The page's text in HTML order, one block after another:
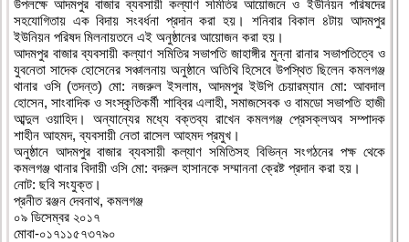
উপলক্ষে আদমপুর বাজার ব্যবসায়ী কল্যাণ সমিতির আয়োজনে ও ইউনিয়ন পরিষদের
সহযোগিতায় এক বিদায় সংবর্ধনা প্রদান করা হয়। শনিবার বিকাল ৪টায় আদমপুর
ইউনিয়ন পরিষদ মিলনায়তনে এই অনুষ্ঠানের আয়োজন করা হয়।
আদমপুর বাজার ব্যবসায়ী কল্যাণ সমিতির সভাপতি জাহাঙ্গীর মুন্না রানার সভাপতিত্বে ও
যুবনেতা সাদেক হোসেনের সঞ্চালনায় অনুষ্ঠানে অতিথি হিসেবে উপস্থিত ছিলেন কমলগঞ্জ
থানার ওসি (তদন্ত) মো: নজরুল ইসলাম, আদমপুর ইউপি চেয়ারম্যান মো: আবদাল
হোসেন, সাংবাদিক ও সংস্কৃতিকর্মী শাব্বির এলাহী, সমাজসেবক ও বামডো সভাপতি হাজী
আব্দুল ওয়াহিদ। অন্যান্যের মধ্যে বক্তব্য রাখেন কমলগঞ্জ প্রেসক্লঅব সম্পাদক
শাহীন আহমদ, ব্যবসায়ী নেতা রাসেল আহমদ প্রমুখ।
অনুষ্ঠানে আদমপুর বাজার ব্যবসায়ী কল্যাণ সমিতিসহ বিভিন্ন সংগঠনের পক্ষ থেকে
কমলগঞ্জ থানার বিদায়ী ওসি মো: বদরুল হাসানকে সম্মাননা ক্রেষ্ট প্রদান করা হয়।
নোট: ছবি সংযুক্ত।
প্রনীত রঞ্জন দেবনাথ, কমলগঞ্জ
০৯ ডিসেম্বর ২০১৭
মোবা-০১৭১১৫৭৩৭৯০